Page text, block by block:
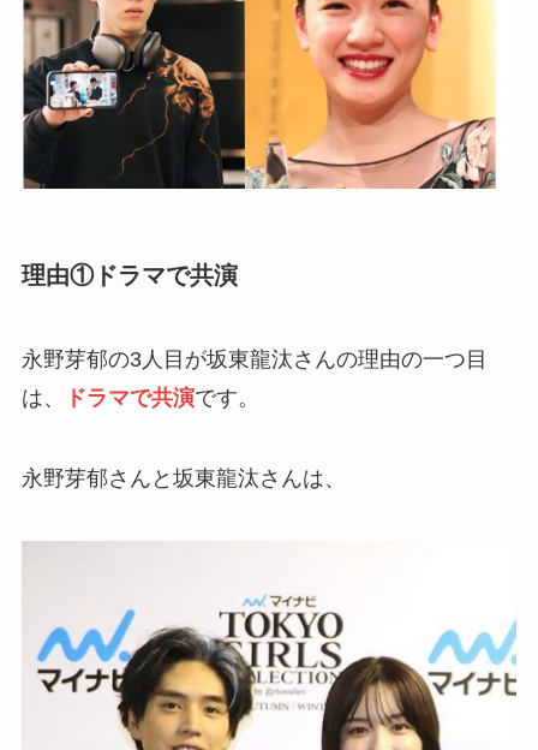
理由①ドラマで共演
永野芽郁の3人目が坂東龍汰さんの理由の一つ目
は、
ドラマで共演です。
永野芽郁さんと坂東龍汰さんは、